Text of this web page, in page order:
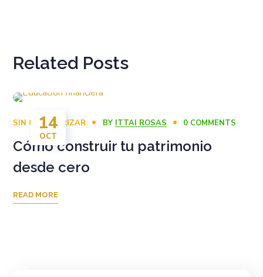
Related Posts
14
OCT
SIN CATEGORIZAR BY ITTAI ROSAS 0 COMMENTS
Cómo construir tu patrimonio
desde cero
READ MORE